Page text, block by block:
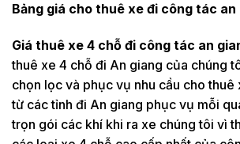
Bảng giá cho thuê xe đi công tác an
Giá thuê xe 4 chỗ đi công tác an
thuê xe 4 chỗ đi An giang của chúng
chọn lọc và phục vụ nhu cầu cho thuê
từ các tỉnh đi An giang phục vụ mỗi
trọn gói các khí khi ra xe chúng tôi vì